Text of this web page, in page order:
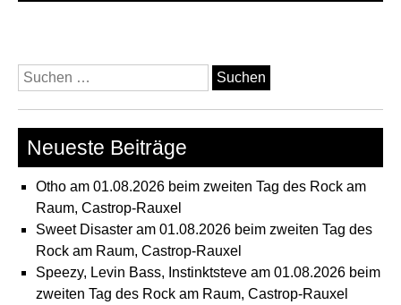
Suchen
nach:
Neueste Beiträge
Otho am 01.08.2026 beim zweiten Tag des Rock am
Raum, Castrop-Rauxel
Sweet Disaster am 01.08.2026 beim zweiten Tag des
Rock am Raum, Castrop-Rauxel
Speezy, Levin Bass, Instinktsteve am 01.08.2026 beim
zweiten Tag des Rock am Raum, Castrop-Rauxel